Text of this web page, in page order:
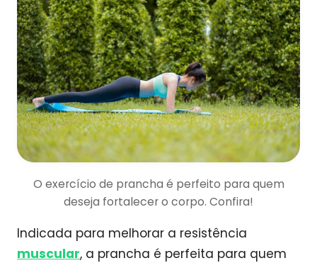
O exercício de prancha é perfeito para quem
deseja fortalecer o corpo. Confira!
Indicada para melhorar a resistência
muscular, a prancha é perfeita para quem